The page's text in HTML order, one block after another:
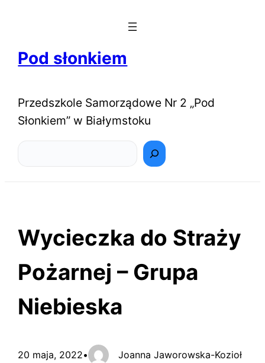
Pod słonkiem
Przedszkole Samorządowe Nr 2 „Pod
Słonkiem” w Białymstoku
Wycieczka do Straży
Pożarnej – Grupa
Niebieska
20 maja, 2022• Joanna Jaworowska-Kozioł